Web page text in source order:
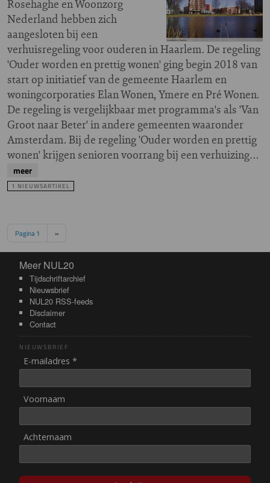
Rosehaghe en Woonzorg
Nederland hebben zich
aangesloten bij een
verhuisregeling voor ouderen in Haarlem. De regeling
'Ouder worden en prettig wonen' ging begin 2018 van
start op initiatief van de gemeente Haarlem en
woningcorporaties Elan Wonen, Ymere en Pré Wonen.
De regeling is vergelijkbaar met programma's als 'Van
Groot naar Beter' in andere gemeenten waaronder
Amsterdam. Bij de regeling 'Ouder worden en prettig
wonen' krijgen senioren voorrang bij een verhuizing…
meer
1 NIEUWSARTIKEL
Paginering
Pagina 1 Volgende pagina
››
Meer NUL20
Meer NUL20
Tijdschriftarchief
Nieuwsbrief
NUL20 RSS-feeds
Disclaimer
Contact
NIEUWSBRIEF
E-mailadres *
Voornaam
Achternaam